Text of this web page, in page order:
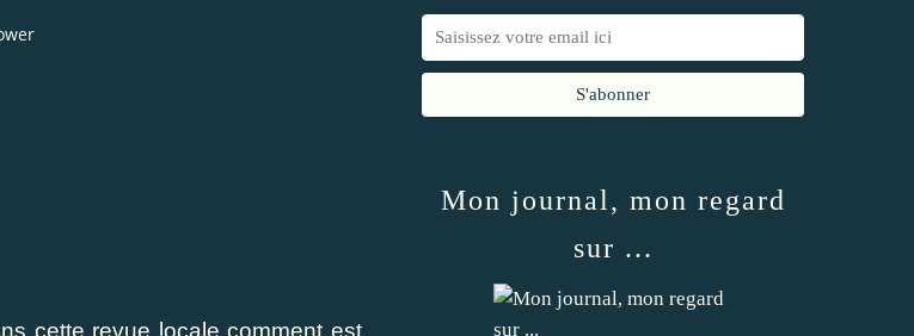
cette revue locale comment est
Mon journal, mon regard
sur ...